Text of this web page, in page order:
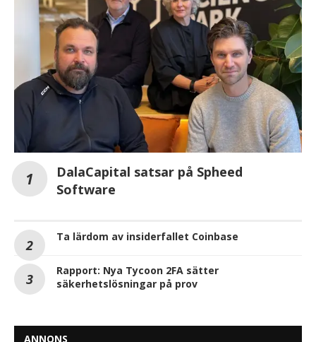
DalaCapital satsar på Spheed
Software
Ta lärdom av insiderfallet Coinbase
Rapport: Nya Tycoon 2FA sätter
säkerhetslösningar på prov
ANNONS